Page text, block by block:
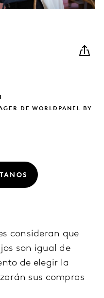
DE WORLDPANEL BY
consideran que
son igual de
de elegir la
sus compras